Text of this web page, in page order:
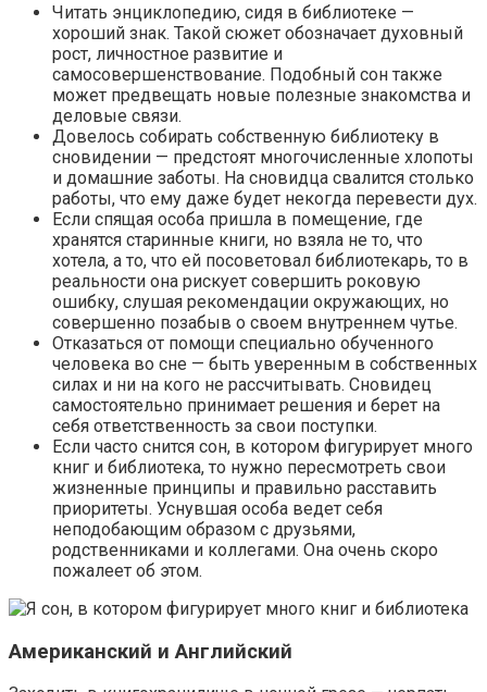
Читать энциклопедию, сидя в библиотеке —
хороший знак. Такой сюжет обозначает духовный
рост, личностное развитие и
самосовершенствование. Подобный сон также
может предвещать новые полезные знакомства и
деловые связи.
Довелось собирать собственную библиотеку в
сновидении — предстоят многочисленные хлопоты
и домашние заботы. На сновидца свалится столько
работы, что ему даже будет некогда перевести дух.
Если спящая особа пришла в помещение, где
хранятся старинные книги, но взяла не то, что
хотела, а то, что ей посоветовал библиотекарь, то в
реальности она рискует совершить роковую
ошибку, слушая рекомендации окружающих, но
совершенно позабыв о своем внутреннем чутье.
Отказаться от помощи специально обученного
человека во сне — быть уверенным в собственных
силах и ни на кого не рассчитывать. Сновидец
самостоятельно принимает решения и берет на
себя ответственность за свои поступки.
Если часто снится сон, в котором фигурирует много
книг и библиотека, то нужно пересмотреть свои
жизненные принципы и правильно расставить
приоритеты. Уснувшая особа ведет себя
неподобающим образом с друзьями,
родственниками и коллегами. Она очень скоро
пожалеет об этом.
Американский и Английский